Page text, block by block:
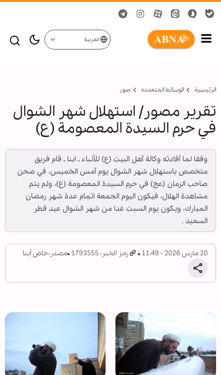
العربية
الرئيسية الوسائط المتعدده صور
تقرير مصور/ استهلال شهر الشوال
في حرم السيدة المعصومة (ع)
وفقا لما أفادته وكالة أهل البيت (ع) للأنباء ـ ابنا ـ قام فريق
متخصص باستهلال شهر الشوال يوم أمس الخميس، في صحن
صاحب الزمان (عج) في حرم السيدة المعصومة (ع)، ولم يتم
مشاهدة الهلال، فيكون اليوم الجمعة اتمام عدة شهر رمضان
المبارك، ويكون يوم السبت غدا من شهر الشوال عيد فطر
السعيد .
20 مارس 2026 - 11:49 رمز الخبر: 1793555 مصدر:خاص أبنا